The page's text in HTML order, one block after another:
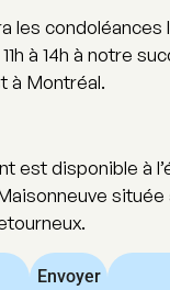
les condoléances
à 14h à notre
à Montréal.
est disponible à
située
Envoyer